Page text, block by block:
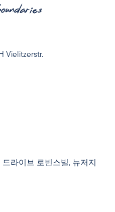
Vielitzerstr.
라이브 로빈스빌, 뉴저지